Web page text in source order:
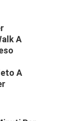
A
A